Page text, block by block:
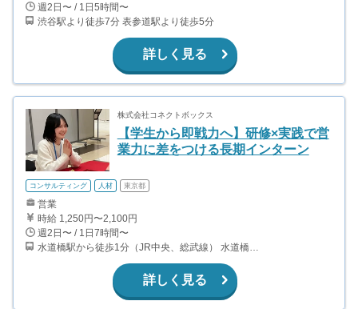
週2日〜 / 1日5時間〜
渋谷駅より徒歩7分 表参道駅より徒歩5分
詳しく見る
株式会社コネクトボックス
【学生から即戦力へ】研修×実践で営
業力に差をつける長期インターン
コンサルティング 人材 東京都
営業
時給 1,250円〜2,100円
週2日〜 / 1日7時間〜
水道橋駅から徒歩1分（JR中央、総武線） 水道橋駅から徒歩6分（都営三田線）
詳しく見る